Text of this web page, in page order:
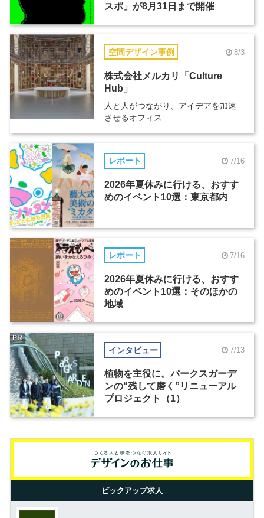
スポ」が8月31日まで開催
空間デザイン事例 8/3
株式会社メルカリ「Culture
Hub」
人と人がつながり、アイデアを加速
させるオフィス
レポート 7/16
2026年夏休みに行ける、おすす
めのイベント10選：東京都内
レポート 7/16
2026年夏休みに行ける、おすす
めのイベント10選：そのほかの
地域
インタビュー 7/13
植物を主役に。パークスガーデ
ンの“残して磨く”リニューアル
プロジェクト（1）
PR
ピックアップ求人